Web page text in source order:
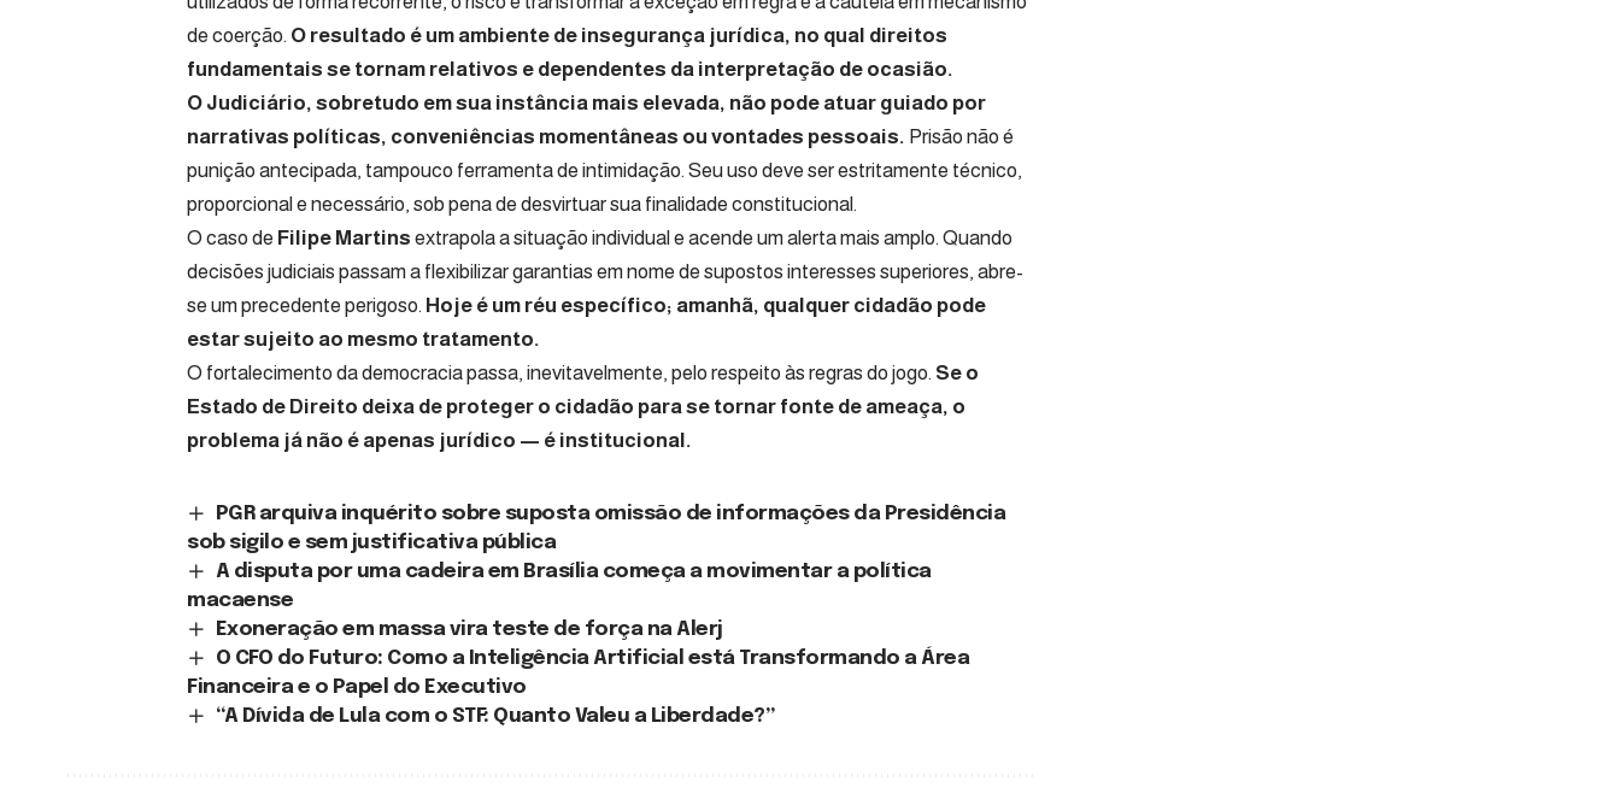
de coerção. O resultado é um ambiente de insegurança jurídica, no qual direitos
fundamentais se tornam relativos e dependentes da interpretação de ocasião.
O Judiciário, sobretudo em sua instância mais elevada, não pode atuar guiado por
narrativas políticas, conveniências momentâneas ou vontades pessoais. Prisão não é
punição antecipada, tampouco ferramenta de intimidação. Seu uso deve ser estritamente técnico,
proporcional e necessário, sob pena de desvirtuar sua finalidade constitucional.
O caso de Filipe Martins extrapola a situação individual e acende um alerta mais amplo. Quando
decisões judiciais passam a flexibilizar garantias em nome de supostos interesses superiores, abre-
se um precedente perigoso. Hoje é um réu específico; amanhã, qualquer cidadão pode
estar sujeito ao mesmo tratamento.
O fortalecimento da democracia passa, inevitavelmente, pelo respeito às regras do jogo. Se o
Estado de Direito deixa de proteger o cidadão para se tornar fonte de ameaça, o
problema já não é apenas jurídico — é institucional.
PGR arquiva inquérito sobre suposta omissão de informações da Presidência
sob sigilo e sem justificativa pública
A disputa por uma cadeira em Brasília começa a movimentar a política
macaense
Exoneração em massa vira teste de força na Alerj
O CFO do Futuro: Como a Inteligência Artificial está Transformando a Área
Financeira e o Papel do Executivo
“A Dívida de Lula com o STF: Quanto Valeu a Liberdade?”